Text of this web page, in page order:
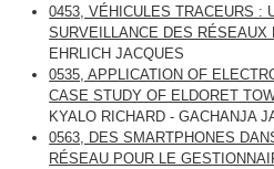
0453, VÉHICULES TRACEURS :
SURVEILLANCE DES RÉSEAUX
EHRLICH JACQUES
0535, APPLICATION OF
CASE STUDY OF ELDORET
KYALO RICHARD - GACHANJA
0563, DES SMARTPHONES
RÉSEAU POUR LE